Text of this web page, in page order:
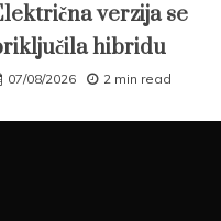
verzija se
hibridu
07/08/2026 2 min read